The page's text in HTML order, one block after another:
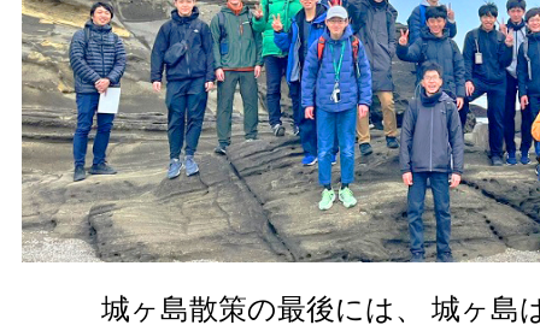
城ヶ島散策の最後には、 城ヶ島